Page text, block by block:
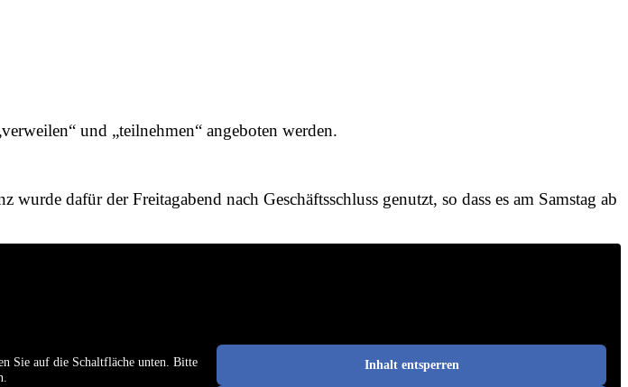
und „teilnehmen“ angeboten werden.
dafür der Freitagabend nach Geschäftsschluss genutzt, so dass es am Samstag ab
Sie auf die Schaltfläche unten. Bitte
Inhalt entsperren